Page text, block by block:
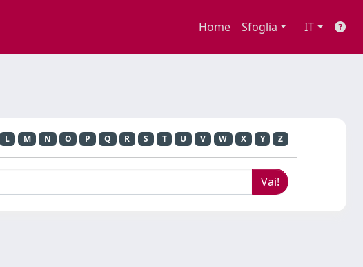
Home Sfoglia IT
L M N O P Q R S T U V W X Y Z